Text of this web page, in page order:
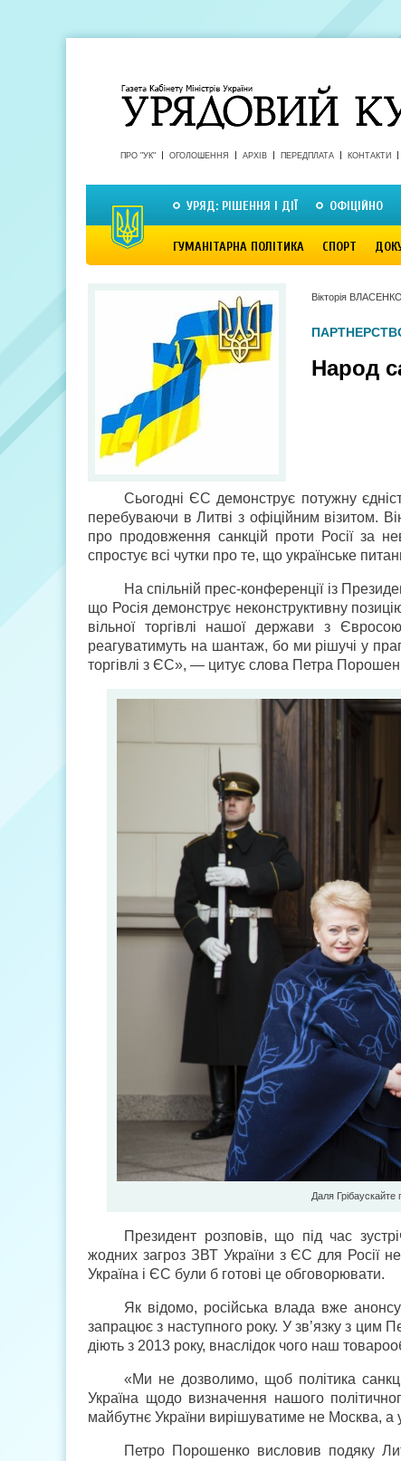
ПРО "УК" ОГОЛОШЕННЯ АРХІВ ПЕРЕДПЛАТА КОНТАКТИ
УРЯД: РІШЕННЯ І ДІЇ ОФІЦІЙНО
ГУМАНІТАРНА ПОЛІТИКА СПОРТ
Вікторія ВЛАСЕНКО
Народ
Сьогодні ЄС демонструє потужну
перебуваючи в Литві з офіційним візитом.
про продовження санкцій проти Росії за
спростує всі чутки про те, що українське
На спільній прес-конференції із
що Росія демонструє неконструктивну
вільної торгівлі нашої держави з
реагуватимуть на шантаж, бо ми рішучі у
торгівлі з ЄС», — цитує слова Петра
Даля Грібаускайте
Президент розповів, що під час
жодних загроз ЗВТ України з ЄС для Росії
Україна і ЄС були б готові це обговорювати.
Як відомо, російська влада вже
запрацює з наступного року. У зв’язку з цим
діють з 2013 року, внаслідок чого наш
«Ми не дозволимо, щоб політика
Україна щодо визначення нашого
майбутнє України вирішуватиме не Москва, а
Петро Порошенко висловив подяку